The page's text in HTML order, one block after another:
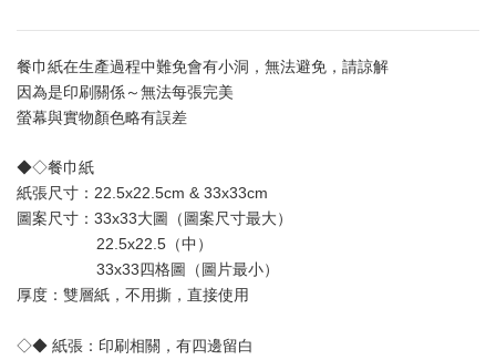
餐巾紙在生產過程中難免會有小洞，無法避免，請諒解
因為是印刷關係～無法每張完美
螢幕與實物顏色略有誤差
◆◇餐巾紙
紙張尺寸：22.5x22.5cm & 33x33cm
圖案尺寸：33x33大圖（圖案尺寸最大）
22.5x22.5（中）
33x33四格圖（圖片最小）
厚度：雙層紙 ，不用撕，直接使用
◇◆ 紙張：印刷相關，有四邊留白